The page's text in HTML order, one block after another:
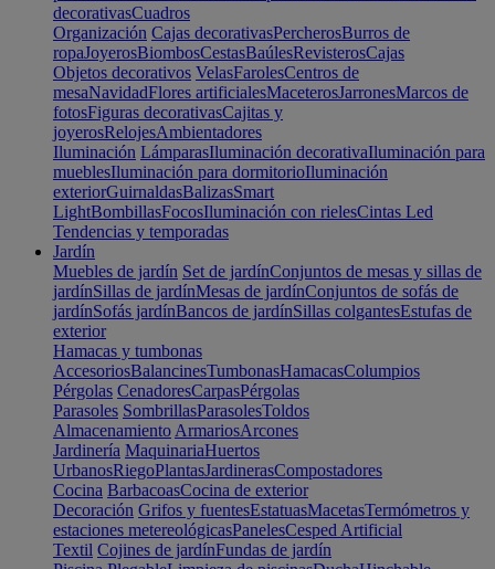
decorativasCuadros
Organización Cajas decorativasPercherosBurros de
ropaJoyerosBiombosCestasBaúlesRevisterosCajas
Objetos decorativos VelasFarolesCentros de
mesaNavidadFlores artificialesMaceterosJarronesMarcos de
fotosFiguras decorativasCajitas y
joyerosRelojesAmbientadores
Iluminación LámparasIluminación decorativaIluminación para
mueblesIluminación para dormitorioIluminación
exteriorGuirnaldasBalizasSmart
LightBombillasFocosIluminación con rielesCintas Led
Tendencias y temporadas
Jardín
Muebles de jardín Set de jardínConjuntos de mesas y sillas de
jardínSillas de jardínMesas de jardínConjuntos de sofás de
jardínSofás jardínBancos de jardínSillas colgantesEstufas de
exterior
Hamacas y tumbonas
AccesoriosBalancinesTumbonasHamacasColumpios
Pérgolas CenadoresCarpasPérgolas
Parasoles SombrillasParasolesToldos
Almacenamiento ArmariosArcones
Jardinería MaquinariaHuertos
UrbanosRiegoPlantasJardinerasCompostadores
Cocina BarbacoasCocina de exterior
Decoración Grifos y fuentesEstatuasMacetasTermómetros y
estaciones metereológicasPanelesCesped Artificial
Textil Cojines de jardínFundas de jardín